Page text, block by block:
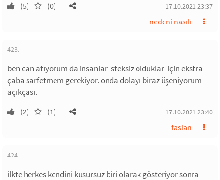
(5) (0) 17.10.2021 23:37
nedeni nasılı
423.
ben can atıyorum da insanlar isteksiz oldukları için ekstra
çaba sarfetmem gerekiyor. onda dolayı biraz üşeniyorum
açıkçası.
(2) (1) 17.10.2021 23:40
faslan
424.
ilkte herkes kendini kusursuz biri olarak gösteriyor sonra